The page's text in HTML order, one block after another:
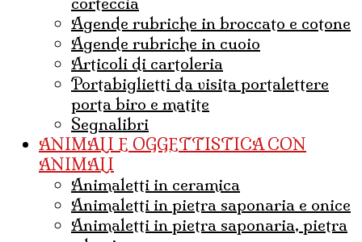
agende rubriche in broccato e cotone
agende rubriche in cuoio
articoli di cartoleria
portabiglietti da visita portalettere
porta biro e matite
Segnalibri
ANIMALI E OGGETTISTICA CON
ANIMALI
animaletti in ceramica
animaletti in pietra saponaria e onice
Animaletti in pietra saponaria, pietra